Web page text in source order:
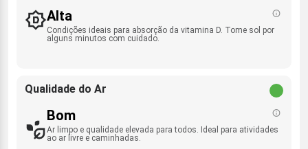
Alta
Condições ideais para absorção da vitamina D. Tome sol por
alguns minutos com cuidado.
Qualidade do Ar
Bom
Ar limpo e qualidade elevada para todos. Ideal para atividades
ao ar livre e caminhadas.